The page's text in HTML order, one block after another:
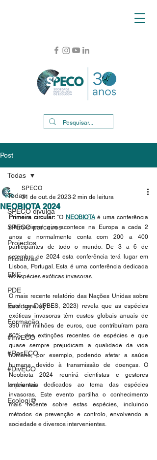
Post
Todas
SPECO divulga
SPECO parceiros
Projectos
Iniciativas
ENE
PDE
Ecology Day
Formação
#InvECO
#ResECO
#DivECO
Imprensa
Ecologi@
Todas
NEOBIOTA 2024
SPECO
31 de out. de 2023 2 min de leitura
Primeira circular: "O NEOBIOTA é uma conferência
internacional que acontece na Europa a cada 2
anos e normalmente conta com 200 a 400
participantes de todo o mundo. De 3 a 6 de
setembro de 2024 esta conferência terá lugar em
Lisboa, Portugal. Esta é uma conferência dedicada
às espécies exóticas invasoras.
O mais recente relatório das Nações Unidas sobre
este tema (IPBES, 2023) revela que as espécies
exóticas invasoras têm custos globais anuais de
390 mil milhões de euros, que contribuíram para
60% das extinções recentes de espécies e que
quase sempre prejudicam a qualidade da vida
humana, por exemplo, podendo afetar a saúde
humana devido à transmissão de doenças. O
Neobiota 2024 reunirá cientistas e gestores
ambientais dedicados ao tema das espécies
invasoras. Este evento partilha o conhecimento
mais recente sobre estas espécies, incluindo
métodos de prevenção e controlo, envolvendo a
sociedade e diversos intervenientes.